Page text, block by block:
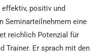
positiv und
Seminarteilnehmern eine
reichlich Potenzial für
Trainer. Er sprach mit den